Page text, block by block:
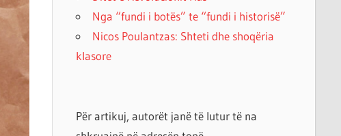
Nga “fundi i botës” te “fundi i historisë”
Nicos Poulantzas: Shteti dhe shoqëria
klasore
Për artikuj, autorët janë të lutur të na